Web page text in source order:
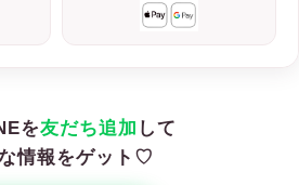
を友だち追加 して
情報をゲット♡